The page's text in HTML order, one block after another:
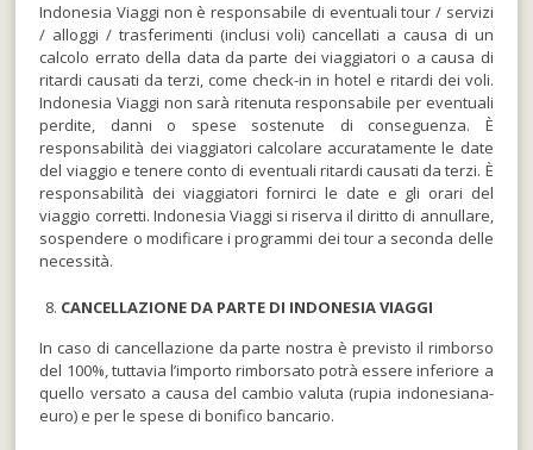
Indonesia Viaggi non è responsabile di eventuali tour / servizi
/ alloggi / trasferimenti (inclusi voli) cancellati a causa di un
calcolo errato della data da parte dei viaggiatori o a causa di
ritardi causati da terzi, come check-in in hotel e ritardi dei voli.
Indonesia Viaggi non sarà ritenuta responsabile per eventuali
perdite, danni o spese sostenute di conseguenza. È
responsabilità dei viaggiatori calcolare accuratamente le date
del viaggio e tenere conto di eventuali ritardi causati da terzi. È
responsabilità dei viaggiatori fornirci le date e gli orari del
viaggio corretti. Indonesia Viaggi si riserva il diritto di annullare,
sospendere o modificare i programmi dei tour a seconda delle
necessità.
CANCELLAZIONE DA PARTE DI INDONESIA VIAGGI
In caso di cancellazione da parte nostra è previsto il rimborso
del 100%, tuttavia l’importo rimborsato potrà essere inferiore a
quello versato a causa del cambio valuta (rupia indonesiana-
euro) e per le spese di bonifico bancario.